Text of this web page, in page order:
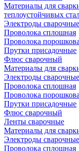
Материалы для
теплоустойчивых
Электроды сварочные
Проволока сплошная
Проволока
Прутки присадочные
Флюс сварочный
Материалы для
Электроды сварочные
Проволока сплошная
Проволока
Прутки присадочные
Флюс сварочный
Ленты сварочные
Материалы для
Электроды сварочные
Проволока сплошная